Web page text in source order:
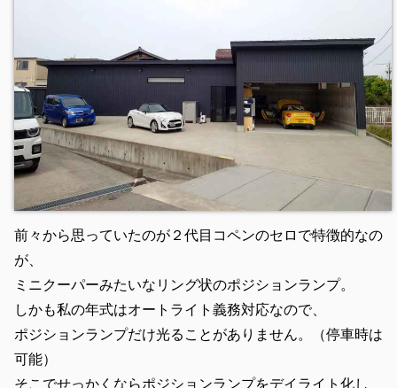
前々から思っていたのが２代目コペンのセロで特徴的なの
が、
ミニクーパーみたいなリング状のポジションランプ。
しかも私の年式はオートライト義務対応なので、
ポジションランプだけ光ることがありません。（停車時は
可能）
そこでせっかくならポジションランプをデイライト化し